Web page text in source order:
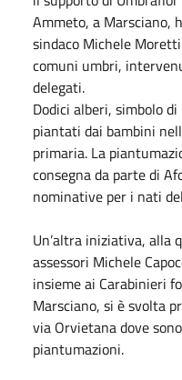
Ammeto, a Marsciano,
sindaco Michele
comuni umbri,
delegati.
Dodici alberi, simbolo
piantati dai bambini
primaria. La
consegna da parte di
nominative per i nati
Un’altra iniziativa, alla
assessori Michele
insieme ai Carabinieri
Marsciano, si è svolta
via Orvietana dove
piantumazioni.